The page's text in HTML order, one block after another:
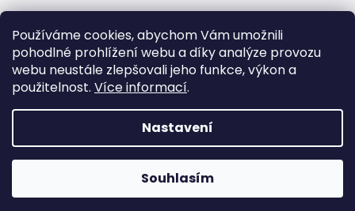
Používáme cookies, abychom Vám umožnili
pohodlné prohlížení webu a díky analýze provozu
webu neustále zlepšovali jeho funkce, výkon a
použitelnost. Více informací.
Nastavení
Souhlasím
Přijímáme online platby
KAAMO. Všechna práva vyhrazena.